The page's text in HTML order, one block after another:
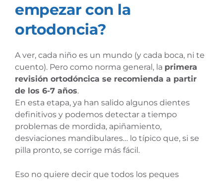
empezar con la
ortodoncia?
A ver, cada niño es un mundo (y cada boca, ni te
cuento). Pero como norma general, la primera
revisión ortodóncica se recomienda a partir
de los 6-7 años.
En esta etapa, ya han salido algunos dientes
definitivos y podemos detectar a tiempo
problemas de mordida, apiñamiento,
desviaciones mandibulares… lo típico que, si se
pilla pronto, se corrige más fácil.
Eso no quiere decir que todos los peques